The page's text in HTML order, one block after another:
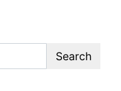
Search